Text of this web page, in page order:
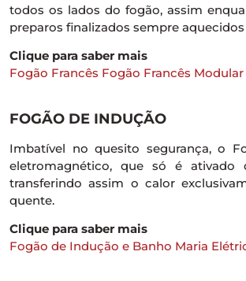
todos os lados do fogão, assim
preparos finalizados sempre
Clique para saber mais
Fogão Francês Fogão Francês Modular
FOGÃO DE INDUÇÃO
Imbatível no quesito segurança, o
eletromagnético, que só é
transferindo assim o calor
quente.
Clique para saber mais
Fogão de Indução e Banho Maria